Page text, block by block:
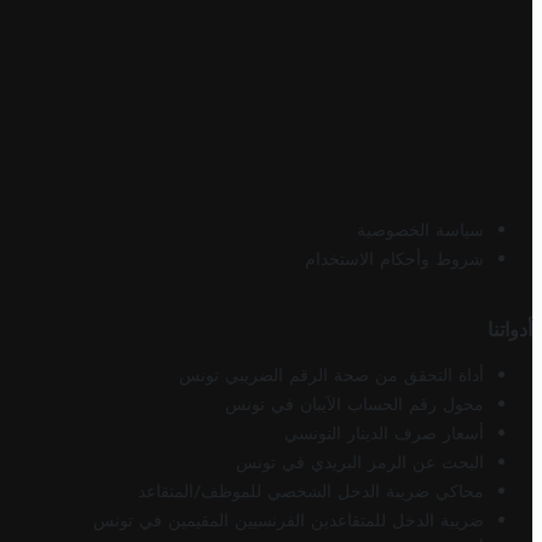
سياسة الخصوصية
شروط وأحكام الاستخدام
أدواتنا
أداة التحقق من صحة الرقم الضريبي تونس
محول رقم الحساب الآيبان في تونس
أسعار صرف الدينار التونسي
البحث عن الرمز البريدي في تونس
محاكي ضريبة الدخل الشخصي للموظف/المتقاعد
ضريبة الدخل للمتقاعدين الفرنسيين المقيمين في تونس